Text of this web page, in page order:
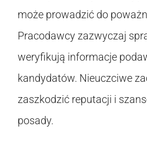
może prowadzić do
Pracodawcy zazwyczaj
weryfikują informacje
kandydatów. Nieuczciwe
zaszkodzić reputacji i
posady.